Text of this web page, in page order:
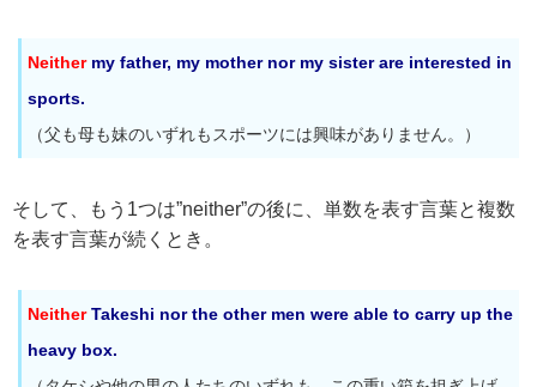
Neither my father, my mother nor my sister are interested in
sports.
（父も母も妹のいずれもスポーツには興味がありません。）
そして、もう1つは”neither”の後に、単数を表す言葉と複数
を表す言葉が続くとき。
Neither Takeshi nor the other men were able to carry up the
heavy box.